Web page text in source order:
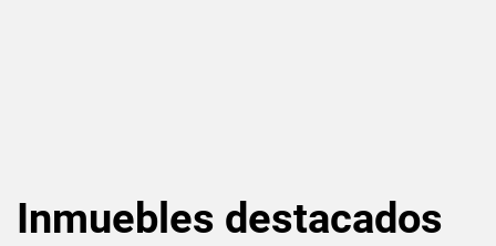
Inmuebles destacados